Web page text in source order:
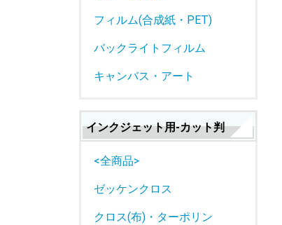
フィルム(合成紙・PET)
バックライトフィルム
キャンバス・アート
インクジェット用-カット判
<全商品>
ゼッケンクロス
クロス(布)・ターポリン